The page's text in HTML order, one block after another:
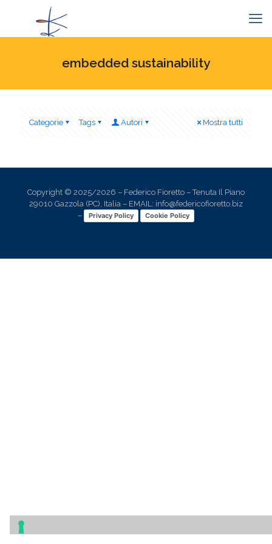
embedded sustainability
Categorie Tags Autori Mostra tutti
Copyright © 2025/2026 – Federico Fioretto – Tenuta Il Piano
29010 Gazzola (PC), Italia – EMAIL: info@federicofioretto.biz
–
Privacy Policy Cookie Policy